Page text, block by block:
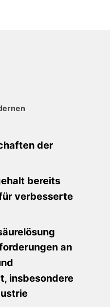
der
bereits
verbesserte
an
insbesondere